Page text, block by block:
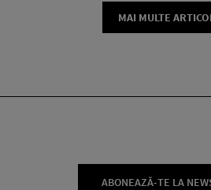
MAI MULTE
ABONEAZĂ-TE LA